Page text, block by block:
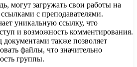
могут загружать свои работы на
с преподавателями.
уникальную ссылку, что
и возможность комментирования.
документами также позволяет
файлы, что значительно
группы.